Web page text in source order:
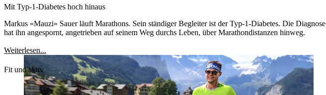
Mit Typ-1-Diabetes hoch hinaus
Markus «Mauzi» Sauer läuft Marathons. Sein ständiger Begleiter ist der Typ-1-Diabetes. Die Diagnose
hat ihn angespornt, angetrieben auf seinem Weg durchs Leben, über Marathondistanzen hinweg.
Weiterlesen...
Fit und aktiv